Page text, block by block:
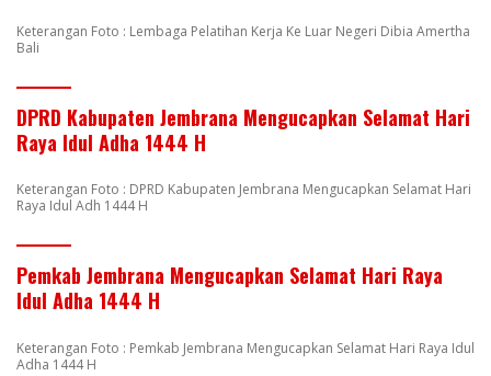
Keterangan Foto : Lembaga Pelatihan Kerja Ke Luar Negeri Dibia Amertha
Bali
DPRD Kabupaten Jembrana Mengucapkan Selamat Hari
Raya Idul Adha 1444 H
Keterangan Foto : DPRD Kabupaten Jembrana Mengucapkan Selamat Hari
Raya Idul Adh 1444 H
Pemkab Jembrana Mengucapkan Selamat Hari Raya
Idul Adha 1444 H
Keterangan Foto : Pemkab Jembrana Mengucapkan Selamat Hari Raya Idul
Adha 1444 H